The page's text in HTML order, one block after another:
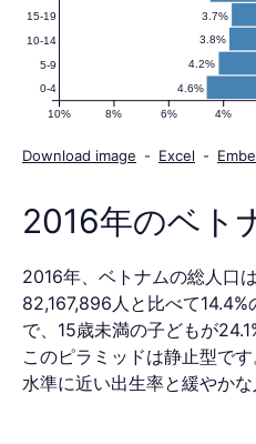
口
ピ
ラ
ミ
ッ
4.6%
4.2%
3.8%
3.7%
10% 8% 6% 4%
0-4
5-9
10-14
15-19
Download image - Excel -
2016年のベト
2016年、ベトナムの総人口
82,167,896人と比べて
で、15歳未満の子どもが
このピラミッドは静止型で
水準に近い出生率と緩やか